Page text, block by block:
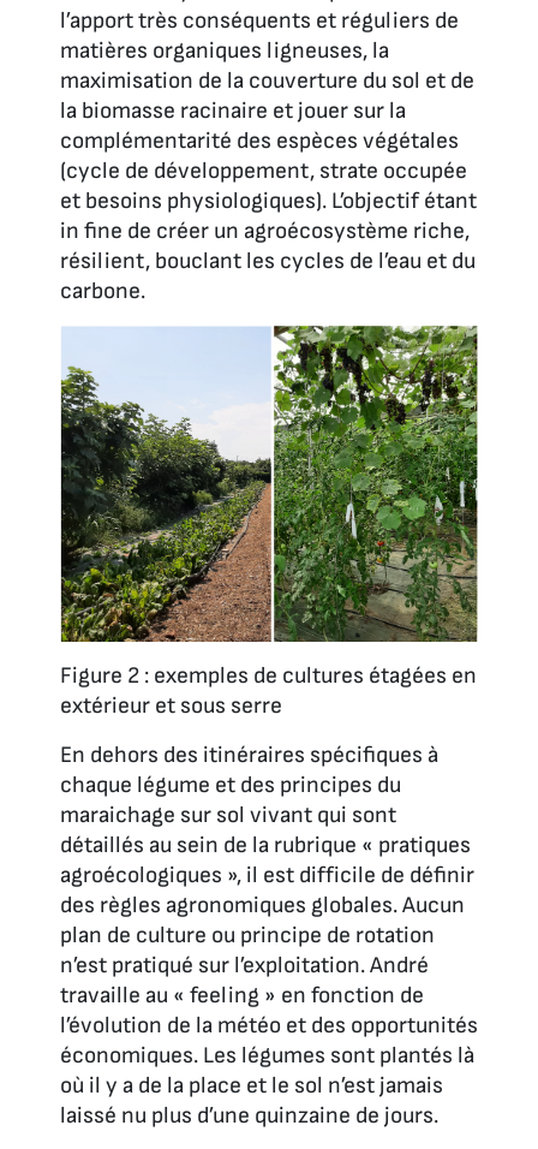
l’apport très conséquents et réguliers de
matières organiques ligneuses, la
maximisation de la couverture du sol et de
la biomasse racinaire et jouer sur la
complémentarité des espèces végétales
(cycle de développement, strate occupée
et besoins physiologiques). L’objectif étant
in fine de créer un agroécosystème riche,
résilient, bouclant les cycles de l’eau et du
carbone.
Figure 2 : exemples de cultures étagées en
extérieur et sous serre
En dehors des itinéraires spécifiques à
chaque légume et des principes du
maraichage sur sol vivant qui sont
détaillés au sein de la rubrique « pratiques
agroécologiques », il est difficile de définir
des règles agronomiques globales. Aucun
plan de culture ou principe de rotation
n’est pratiqué sur l’exploitation. André
travaille au « feeling » en fonction de
l’évolution de la météo et des opportunités
économiques. Les légumes sont plantés là
où il y a de la place et le sol n’est jamais
laissé nu plus d’une quinzaine de jours.